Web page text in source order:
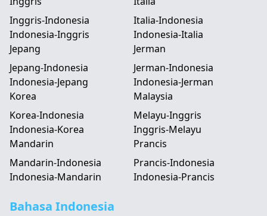
Inggris-Indonesia
Indonesia-Inggris
Italia-Indonesia
Indonesia-Italia
Jepang
Jepang-Indonesia
Indonesia-Jepang
Jerman
Jerman-Indonesia
Indonesia-Jerman
Korea
Korea-Indonesia
Indonesia-Korea
Malaysia
Melayu-Inggris
Inggris-Melayu
Mandarin
Mandarin-Indonesia
Indonesia-Mandarin
Prancis
Prancis-Indonesia
Indonesia-Prancis
Bahasa Indonesia